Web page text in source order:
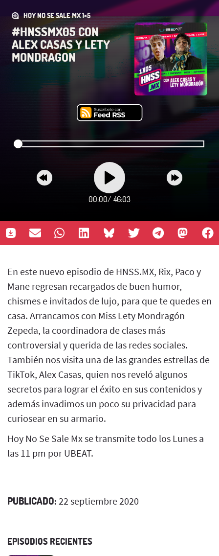
HOY NO SE SALE MX 1×5
#HNSSMX05 CON
ALEX CASAS Y LETY
MONDRAGON
00:00/ 46:03
En este nuevo episodio de HNSS.MX, Rix, Paco y
Mane regresan recargados de buen humor,
chismes e invitados de lujo, para que te quedes en
casa. Arrancamos con Miss Lety Mondragón
Zepeda, la coordinadora de clases más
controversial y querida de las redes sociales.
También nos visita una de las grandes estrellas de
TikTok, Alex Casas, quien nos reveló algunos
secretos para lograr el éxito en sus contenidos y
además invadimos un poco su privacidad para
curiosear en su armario.
Hoy No Se Sale Mx se transmite todo los Lunes a
las 11 pm por UBEAT.
PUBLICADO: 22 septiembre 2020
EPISODIOS RECIENTES